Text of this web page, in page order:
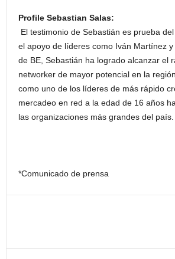
Profile Sebastian Salas:
El testimonio de Sebastián es prueba
el apoyo de líderes como Iván Martínez
de BE, Sebastián ha logrado alcanzar el
networker de mayor potencial en la
como uno de los líderes de más rápido
mercadeo en red a la edad de 16 años
las organizaciones más grandes del país.
*Comunicado de prensa